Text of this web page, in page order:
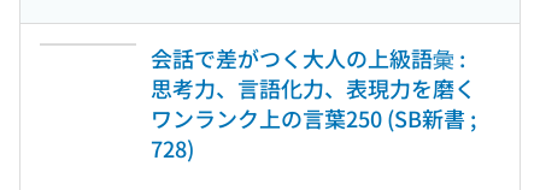
会話で差がつく大人の上級語彙 :
思考力、言語化力、表現力を磨く
ワンランク上の言葉250 (SB新書 ;
728)